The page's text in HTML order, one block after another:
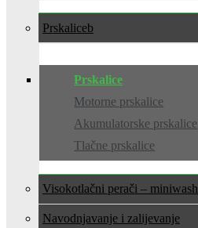
Prskalice
Prskalice
Motorne prskalice
Akumulatorske prskalice
Tlačne prskalice
Visokotlačni perači – miniwash
Navodnjavanje i zalijevanje